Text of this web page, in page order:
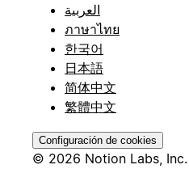
العربية
ภาษาไทย
한국어
日本語
简体中文
繁體中文
Configuración de cookies
© 2026 Notion Labs, Inc.